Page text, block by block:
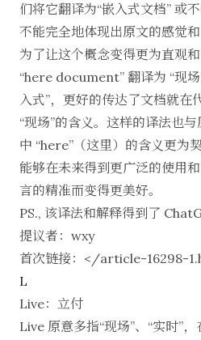
们将它翻译为“嵌入式文档” 或
不能完全地体现出原文的感觉和
为了让这个概念变得更为直观
“here document” 翻译为 “现场
入式”，更好的传达了文档就在
“现场”的含义。这样的译法也
中 “here”（这里）的含义更为
能够在未来得到更广泛的使用
言的精准而变得更美好。
PS., 该译法和解释得到了
提议者：wxy
首次链接：</article-16298-
L
Live：立付
Live 原意多指“现场”、“实时”